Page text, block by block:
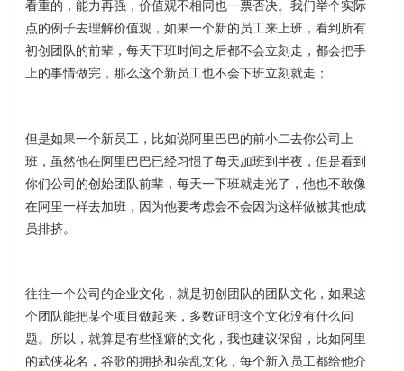
看重的，能力再强，价值观不相同也一票否决。我们举个实际
点的例子去理解价值观，如果一个新的员工来上班，看到所有
初创团队的前辈，每天下班时间之后都不会立刻走，都会把手
上的事情做完，那么这个新员工也不会下班立刻就走；
但是如果一个新员工，比如说阿里巴巴的前小二去你公司上
班，虽然他在阿里巴巴已经习惯了每天加班到半夜，但是看到
你们公司的创始团队前辈，每天一下班就走光了，他也不敢像
在阿里一样去加班，因为他要考虑会不会因为这样做被其他成
员排挤。
往往一个公司的企业文化，就是初创团队的团队文化，如果这
个团队能把某个项目做起来，多数证明这个文化没有什么问
题。所以，就算是有些怪癖的文化，我也建议保留，比如阿里
的武侠花名，谷歌的拥挤和杂乱文化，每个新入员工都给他介